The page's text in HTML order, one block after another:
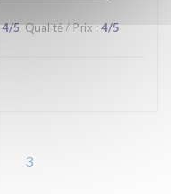
4/5 Qualité / Prix:4/5
3